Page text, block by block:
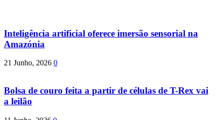
Inteligência artificial oferece imersão sensorial na
Amazónia
21 Junho, 2026 0
Bolsa de couro feita a partir de células de T-Rex vai
a leilão